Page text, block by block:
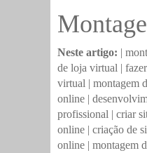
Neste artigo: |
de loja virtual |
virtual | montagem
online |
profissional | criar
online | criação de
online | montagem